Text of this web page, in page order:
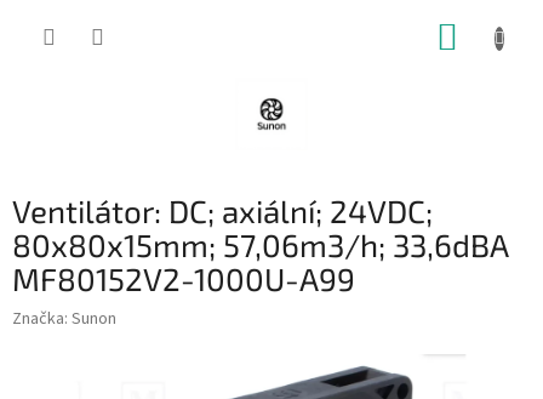
Ventilátor: DC; axiální; 24VDC;
80x80x15mm; 57,06m3/h; 33,6dBA
MF80152V2-1000U-A99
Značka: Sunon